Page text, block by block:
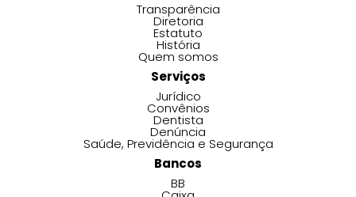
Transparência
Diretoria
Estatuto
História
Quem somos
Serviços
Jurídico
Convênios
Dentista
Denúncia
Saúde, Previdência e Segurança
Bancos
BB